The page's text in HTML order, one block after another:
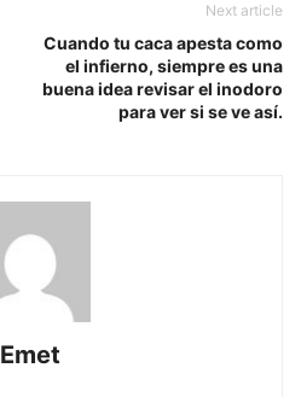
Next article
Cuando tu caca apesta como
el infierno, siempre es una
buena idea revisar el inodoro
para ver si se ve así.
Emet